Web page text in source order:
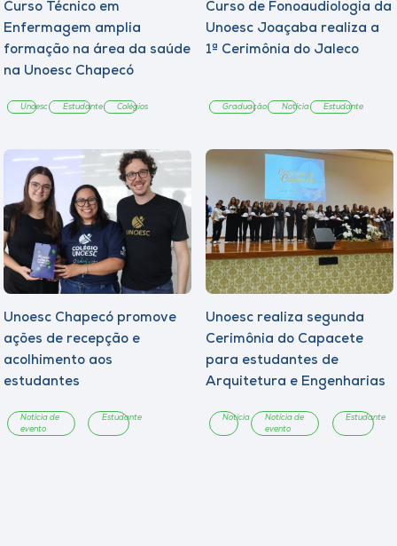
Curso Técnico em
Enfermagem amplia
formação na área da saúde
na Unoesc Chapecó
Unoesc Estudante Colégios
Curso de Fonoaudiologia da
Unoesc Joaçaba realiza a
1ª Cerimônia do Jaleco
Graduação Notícia Estudante
Unoesc Chapecó promove
ações de recepção e
acolhimento aos
estudantes
Notícia de
evento
Estudante
Unoesc realiza segunda
Cerimônia do Capacete
para estudantes de
Arquitetura e Engenharias
Notícia
Notícia de
evento
Estudante